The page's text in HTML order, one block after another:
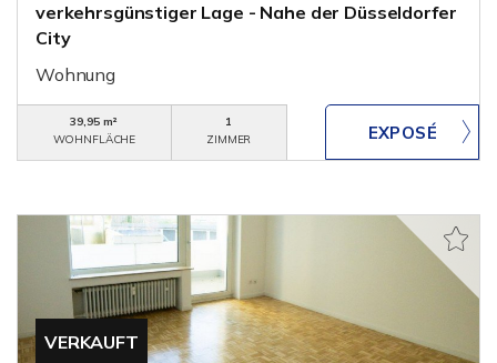
verkehrsgünstiger Lage - Nahe der Düsseldorfer
City
Wohnung
39,95 m²
WOHNFLÄCHE
1
ZIMMER
VERKAUFT